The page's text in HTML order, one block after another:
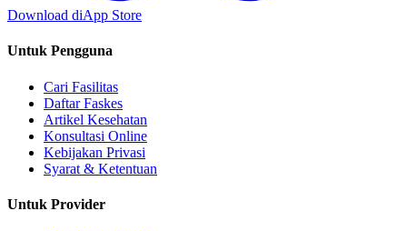
Download diApp Store
Untuk Pengguna
Cari Fasilitas
Daftar Faskes
Artikel Kesehatan
Konsultasi Online
Kebijakan Privasi
Syarat & Ketentuan
Untuk Provider